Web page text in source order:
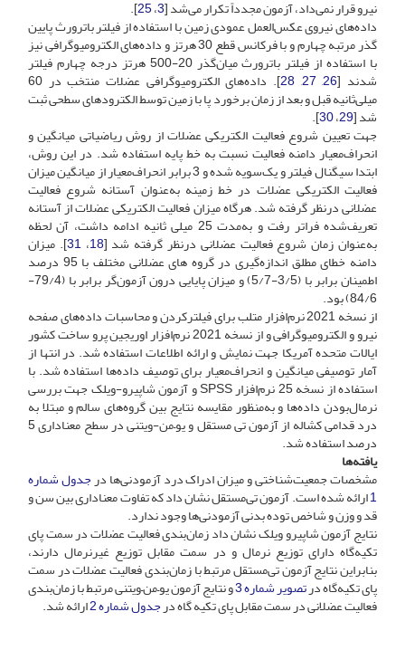
نیرو قرار نمی‌داد، آزمون مجدداً تکرار می‌شد [3،25
].
داده‌های نیروی عکس‌العمل عمودی زمین با استفاده از فیلتر باترورث پایین
گذر مرتبه چهارم و با فرکانس قطع 30 هرتز و داده‌های الکترومیوگرافی نیز
با استفاده از فیلتر باترورث میان‌گذر 20-500 هرتز درجه چهارم فیلتر
شدند [26
,
27
,
28 ]. داده‌های الکترومیوگرافی عضلات منتخب در 60
میلی‌ثانیه قبل و بعد از زمان برخورد پا با زمین توسط الکترودهای سطحی ثبت
شد [29،30
].
جهت تعیین شروع فعالیت الکتریکی عضلات از روش ریاضیاتی میانگین و
انحراف‌معیار دامنه فعالیت نسبت به خط پایه استفاده شد. در این روش،
ابتدا سیگنال فیلتر و یک‌سویه شده و 3 برابر انحراف‌معیار از میانگین میزان
فعالیت الکتریکی عضلات در خط زمینه به‌عنوان آستانه شروع فعالیت
عضلانی درنظر گرفته شد. هرگاه میزان فعالیت الکتریکی عضلات از آستانه
تعریف‌شده فراتر رفت و به‌مدت 25 میلی ثانیه ادامه داشت، آن لحظه
به‌عنوان زمان شروع فعالیت عضلانی درنظر گرفته شد [18،31]. میزان
دامنه خطای مطلق اندازه‌گیری در گروه های عضلانی مختلف با 95 درصد
اطمینان برابر با (3/5-5/7) و میزان پایایی درون آزمون‌گر برابر با (79/4-
84/6) بود.
از نسخه 2021 نرم‌افزار متلب برای فیلترکردن و محاسبات داده‌های صفحه
نیرو و الکترومیوگرافی و از نسخه 2021 نرم‌افزار اوریجین پرو ساخت کشور
ایالات متحده آمریکا جهت نمایش و ارائه اطلاعات استفاده شد. در انتها از
آمار توصیفی میانگین و انحراف‌معیار برای توصیف داده‌ها استفاده شد. با
استفاده از نسخه 25 نرم‌افزار SPSS و آزمون شاپیرو-ویلک جهت بررسی
نرمال‌بودن داده‌ها و به‌منظور مقایسه نتایج بین گروه‌های سالم و مبتلا به
درد قدامی کشاله از آزمون تی مستقل و یو–من-ویتنی در سطح معنا‌داری 5
درصد استفاده شد.
یافته‌ها
مشخصات جمعیت‌شناختی و میزان ادراک درد آزمودنی‌ها درجدول شماره
1ارائه شده است. آزمون تی‌مستقل نشان داد که تفاوت معناداری بین سن و
قد و وزن و شاخص توده بدنی آزمودنی‌ها وجود ندارد.
نتایج آزمون شاپیرو ویلک نشان داد زمان‌بندی فعالیت عضلات در سمت پای
تکیه‌گاه دارای توزیع نرمال و در سمت مقابل توزیع غیرنرمال دارند،
بنابراین نتایج آزمون تی‌مستقل مرتبط با زمان‌بندی فعالیت عضلات در سمت
پای تکیه‌گاه درتصویر شماره 3 و نتایج آزمون یو–من–ویتنی مرتبط با زمان‌بندی
فعالیت عضلانی در سمت مقابل پای تکیه گاه درجدول شماره 2 ارائه شد.